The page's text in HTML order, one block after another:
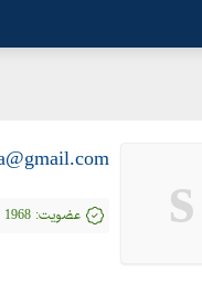
s عضویت: 1968 روز پیش